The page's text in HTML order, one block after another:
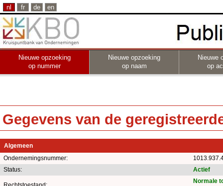
nl fr de en
Nieuwe opzoeking
op nummer
Nieuwe opzoeking
op naam
Nieuwe
op
Gegevens van de
Algemeen
Ondernemingsnummer:
Status:
Actief
Normale